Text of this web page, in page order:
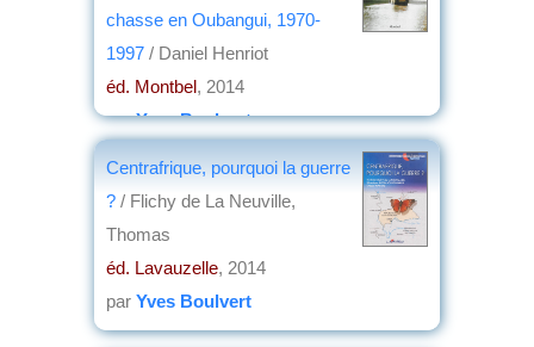
chasse en Oubangui, 1970-
1997 / Daniel Henriot
éd. Montbel, 2014
parYves Boulvert
Centrafrique, pourquoi la guerre
? / Flichy de La Neuville,
Thomas
éd. Lavauzelle, 2014
par Yves Boulvert